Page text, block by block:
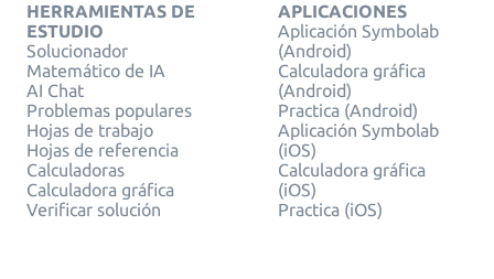
HERRAMIENTAS DE
ESTUDIO
Solucionador
Matemático de IA
AI Chat
Problemas populares
Hojas de trabajo
Hojas de referencia
Calculadoras
Calculadora gráfica
Verificar solución
APLICACIONES
Aplicación Symbolab
(Android)
Calculadora gráfica
(Android)
Practica (Android)
Aplicación Symbolab
(iOS)
Calculadora gráfica
(iOS)
Practica (iOS)